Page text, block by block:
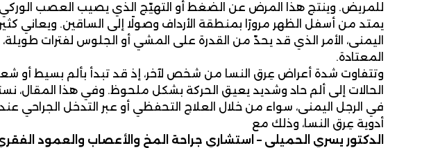
للمريض. وينتج هذا المرض عن الضغط أو التهيّج الذي يصيب العصب
يمتد من أسفل الظهر مرورًا بمنطقة الأرداف وصولًا إلى الساقين. ويعاني
اليمنى، الأمر الذي قد يحدّ من القدرة على المشي أو الجلوس لفترات
المعتادة.
وتتفاوت شدة أعراض عِرق النسا من شخص لآخر، إذ قد تبدأ بألم بسيط أو
الحالات إلى ألم حاد وشديد يعيق الحركة بشكل ملحوظ. وفي هذا
في الرجل اليمنى، سواء من خلال العلاج التحفظي أو عبر التدخل الجراحي
أدوية عِرق النسا، وذلك مع
الدكتور يسري الحميلي – استشاري جراحة المخ والأعصاب والعمود